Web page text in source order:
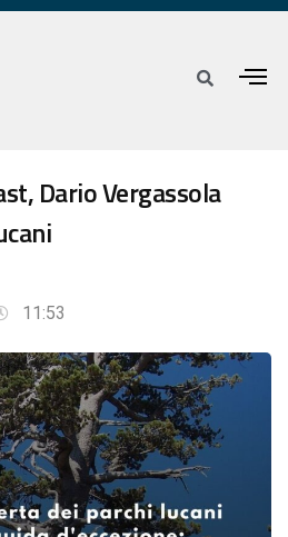
Dario Vergassola
11:53